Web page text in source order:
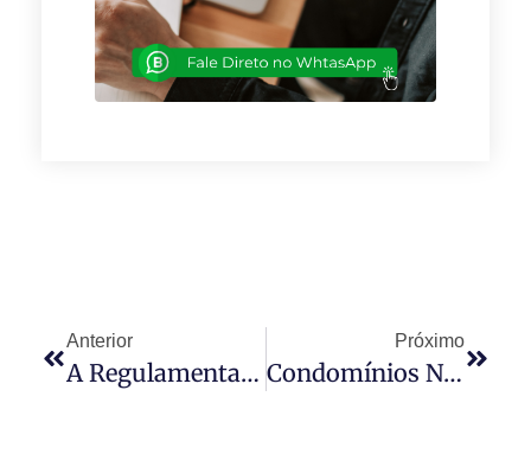
Anterior
A Regulamentação Versus A Profissionalização Do Síndico Profissional
Próximo
Condomínios Não Podem Proibir Posse De Animais De Estimação Em Apartamentos